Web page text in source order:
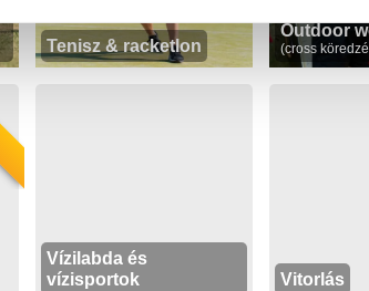
Tenisz & racketlon
Outdoor
(cross
Vízilabda és
vízisportok
Vitorlás